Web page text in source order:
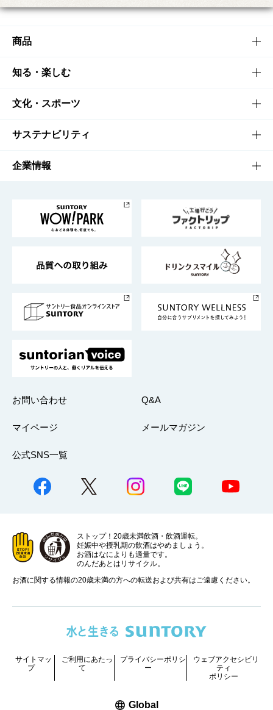
商品
商品TOP
商品一覧
商品発売情報
栄養成分一覧
知る・楽しむ
知る・楽しむTOP
キャンペーン
工場見学
地域情報
文化・スポーツ
文化・スポーツTOP
サントリーホール
サントリーサンバーズ大阪
サステナビリティ
サステナビリティTOP
サントリーが考えるサステナビリティ経営
企業情報
企業概要
採用情報
お問い合わせ Q&A
マイページ メールマガジン
公式SNS一覧
ストップ！20歳未満飲酒・飲酒運転。
妊娠中や授乳期の飲酒はやめましょう。
お酒はなによりも適量です。
のんだあとはリサイクル。
お酒に関する情報の20歳未満の方への転送および共有はご遠慮ください。
サイトマッ
プ
ご利用にあたっ
て
プライバシーポリシ
ー
ウェブアクセシビリ
ティ
ポリシー
Global新しいウィンドウで開く